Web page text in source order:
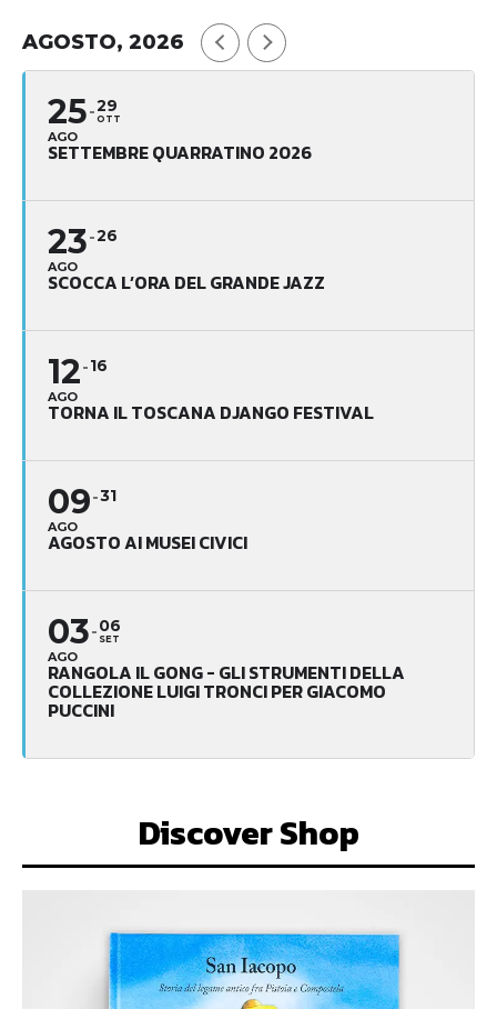
AGOSTO, 2026
25
AGO
29
OTT
SETTEMBRE QUARRATINO 2026
23
AGO
26
SCOCCA L’ORA DEL GRANDE JAZZ
12
AGO
16
TORNA IL TOSCANA DJANGO FESTIVAL
09
AGO
31
AGOSTO AI MUSEI CIVICI
03
AGO
06
SET
RANGOLA IL GONG - GLI STRUMENTI DELLA
COLLEZIONE LUIGI TRONCI PER GIACOMO
PUCCINI
Discover Shop